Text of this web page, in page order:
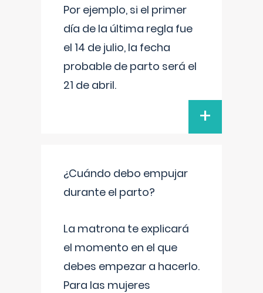
Por ejemplo, si el primer
día de la última regla fue
el 14 de julio, la fecha
probable de parto será el
21 de abril.
+
¿Cuándo debo empujar
durante el parto?
La matrona te explicará
el momento en el que
debes empezar a hacerlo.
Para las mujeres